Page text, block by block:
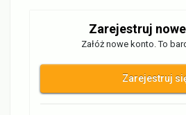
Zarejestruj
Załóż nowe konto. To
Zarejestruj